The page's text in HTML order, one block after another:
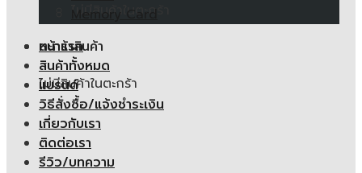
ไม่มีสินค้าในตะกร้า
ตะกร้าสินค้า
ไม่มีสินค้าในตะกร้า
Memory Card
หน้าแรก
สินค้าทั้งหมด
แบรนด์
วิธีสั่งซื้อ/แจ้งชำระเงิน
เกี่ยวกับเรา
ติดต่อเรา
รีวิว/บทความ